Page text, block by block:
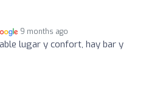
9 months ago
lugar y confort, hay bar y